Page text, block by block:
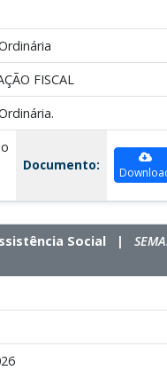
FISCAL
Documento:
Social |